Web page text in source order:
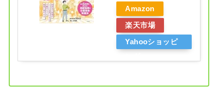
Amazon
楽天市場
Yahooショッピ